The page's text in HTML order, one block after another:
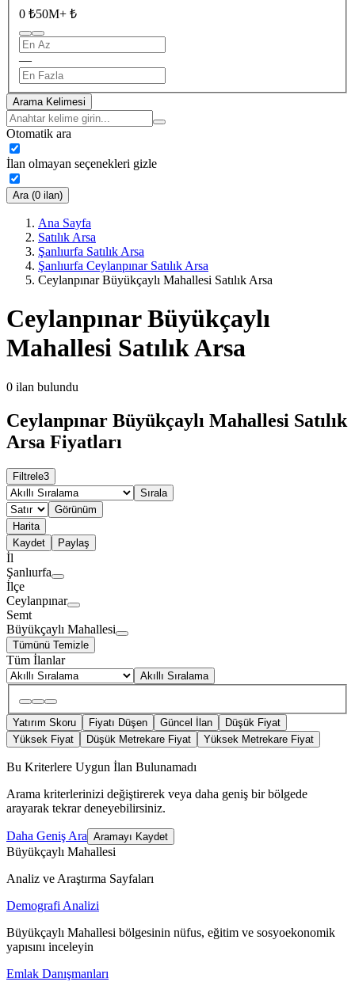
0 ₺50M+ ₺
—
Arama Kelimesi
Otomatik ara
İlan olmayan seçenekleri gizle
Ara (0 ilan)
Ana Sayfa
Satılık Arsa
Şanlıurfa Satılık Arsa
Şanlıurfa Ceylanpınar Satılık Arsa
Ceylanpınar Büyükçaylı Mahallesi Satılık Arsa
Ceylanpınar Büyükçaylı
Mahallesi Satılık Arsa
0 ilan bulundu
Ceylanpınar Büyükçaylı Mahallesi Satılık
Arsa Fiyatları
Filtrele3
Sırala
Görünüm
Harita
Kaydet
Paylaş
İl
Şanlıurfa
İlçe
Ceylanpınar
Semt
Büyükçaylı Mahallesi
Tümünü Temizle
Tüm İlanlar
Akıllı Sıralama
Yatırım Skoru Fiyatı Düşen Güncel İlan
Düşük Fiyat
Yüksek Fiyat
Düşük Metrekare Fiyat Yüksek Metrekare Fiyat
Bu Kriterlere Uygun İlan Bulunamadı
Arama kriterlerinizi değiştirerek veya daha geniş bir bölgede
arayarak tekrar deneyebilirsiniz.
Daha Geniş Ara Aramayı Kaydet
Büyükçaylı Mahallesi
Analiz ve Araştırma Sayfaları
Demografi Analizi
Büyükçaylı Mahallesi bölgesinin nüfus, eğitim ve sosyoekonomik
yapısını inceleyin
Emlak Danışmanları